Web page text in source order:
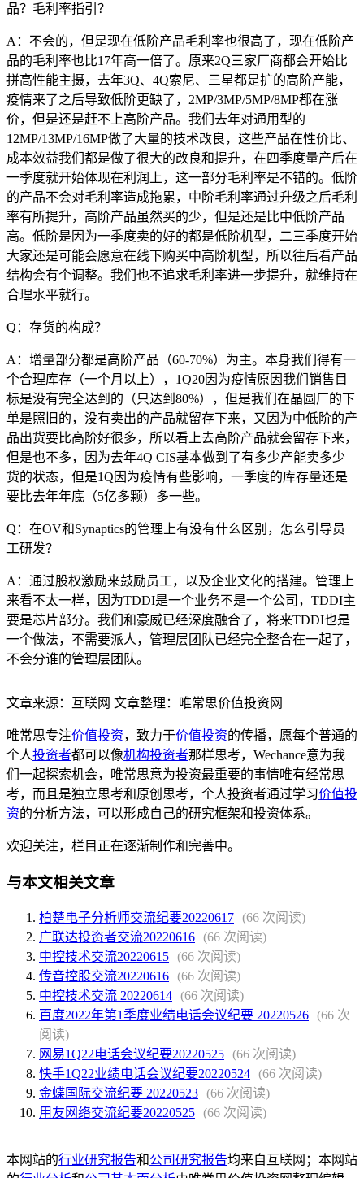
品？毛利率指引？
A：不会的，但是现在低阶产品毛利率也很高了，现在低阶产
品的毛利率也比17年高一倍了。原来2Q三家厂商都会开始比
拼高性能主摄，去年3Q、4Q索尼、三星都是扩的高阶产能，
疫情来了之后导致低阶更缺了，2MP/3MP/5MP/8MP都在涨
价，但是还是赶不上高阶产品。我们去年对通用型的
12MP/13MP/16MP做了大量的技术改良，这些产品在性价比、
成本效益我们都是做了很大的改良和提升，在四季度量产后在
一季度就开始体现在利润上，这一部分毛利率是不错的。低阶
的产品不会对毛利率造成拖累，中阶毛利率通过升级之后毛利
率有所提升，高阶产品虽然买的少，但是还是比中低阶产品
高。低阶是因为一季度卖的好的都是低阶机型，二三季度开始
大家还是可能会愿意在线下购买中高阶机型，所以往后看产品
结构会有个调整。我们也不追求毛利率进一步提升，就维持在
合理水平就行。
Q：存货的构成？
A：增量部分都是高阶产品（60-70%）为主。本身我们得有一
个合理库存（一个月以上），1Q20因为疫情原因我们销售目
标是没有完全达到的（只达到80%），但是我们在晶圆厂的下
单是照旧的，没有卖出的产品就留存下来，又因为中低阶的产
品出货要比高阶好很多，所以看上去高阶产品就会留存下来，
但是也不多，因为去年4Q CIS基本做到了有多少产能卖多少
货的状态，但是1Q因为疫情有些影响，一季度的库存量还是
要比去年年底（5亿多颗）多一些。
Q：在OV和Synaptics的管理上有没有什么区别，怎么引导员
工研发？
A：通过股权激励来鼓励员工，以及企业文化的搭建。管理上
来看不太一样，因为TDDI是一个业务不是一个公司，TDDI主
要是芯片部分。我们和豪威已经深度融合了，将来TDDI也是
一个做法，不需要派人，管理层团队已经完全整合在一起了，
不会分谁的管理层团队。
文章来源：互联网 文章整理：唯常思价值投资网
唯常思专注价值投资，致力于价值投资的传播，愿每个普通的
个人投资者都可以像机构投资者那样思考，Wechance意为我
们一起探索机会，唯常思意为投资最重要的事情唯有经常思
考，而且是独立思考和原创思考，个人投资者通过学习价值投
资的分析方法，可以形成自己的研究框架和投资体系。
欢迎关注，栏目正在逐渐制作和完善中。
与本文相关文章
柏楚电子分析师交流纪要20220617 (66 次阅读)
广联达投资者交流20220616 (66 次阅读)
中控技术交流20220615 (66 次阅读)
传音控股交流20220616 (66 次阅读)
中控技术交流 20220614 (66 次阅读)
百度2022年第1季度业绩电话会议纪要 20220526 (66 次
阅读)
网易1Q22电话会议纪要20220525 (66 次阅读)
快手1Q22业绩电话会议纪要20220524 (66 次阅读)
金蝶国际交流纪要 20220523 (66 次阅读)
用友网络交流纪要20220525 (66 次阅读)
本网站的行业研究报告和公司研究报告均来自互联网；本网站